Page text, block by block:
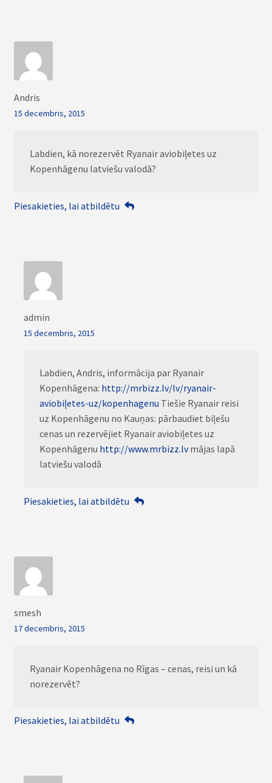
Andris
15 decembris, 2015
Labdien, kā norezervēt Ryanair aviobiļetes uz
Kopenhāgenu latviešu valodā?
Piesakieties, lai atbildētu
admin
15 decembris, 2015
Labdien, Andris, informācija par Ryanair
Kopenhāgena: http://mrbizz.lv/lv/ryanair-
aviobiļetes-uz/kopenhagenu Tiešie Ryanair reisi
uz Kopenhāgenu no Kauņas: pārbaudiet biļešu
cenas un rezervējiet Ryanair aviobiļetes uz
Kopenhāgenu http://www.mrbizz.lvmājas lapā
latviešu valodā
Piesakieties, lai atbildētu
smesh
17 decembris, 2015
Ryanair Kopenhāgena no Rīgas – cenas, reisi un kā
norezervēt?
Piesakieties, lai atbildētu